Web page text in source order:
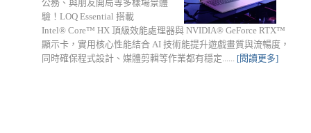
公務、與朋友開局等多樣場景體
驗！LOQ Essential 搭載
Intel® Core™ HX 頂級效能處理器與 NVIDIA® GeForce RTX™
顯示卡，實用核心性能結合 AI 技術能提升遊戲畫質與流暢度，
同時確保程式設計、媒體剪輯等作業都有穩定...... [閱讀更多]